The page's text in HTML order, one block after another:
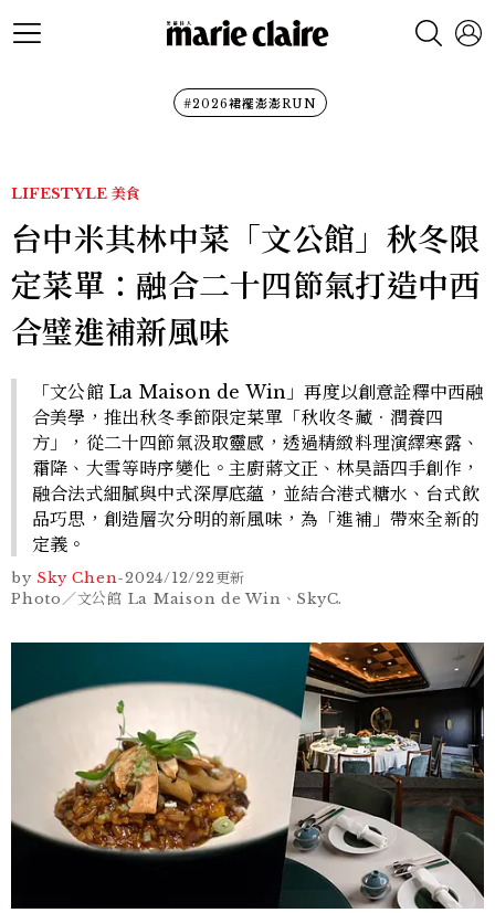
#2026裙襬澎澎RUN
LIFESTYLE 美食
台中米其林中菜「文公館」秋冬限
定菜單：融合二十四節氣打造中西
合璧進補新風味
「文公館 La Maison de Win」再度以創意詮釋中西融
合美學，推出秋冬季節限定菜單「秋收冬藏．潤養四
方」，從二十四節氣汲取靈感，透過精緻料理演繹寒露、
霜降、大雪等時序變化。主廚蔣文正、林昊語四手創作，
融合法式細膩與中式深厚底蘊，並結合港式糖水、台式飲
品巧思，創造層次分明的新風味，為「進補」帶來全新的
定義。
by Sky Chen-2024/12/22更新
Photo／文公館 La Maison de Win、SkyC.